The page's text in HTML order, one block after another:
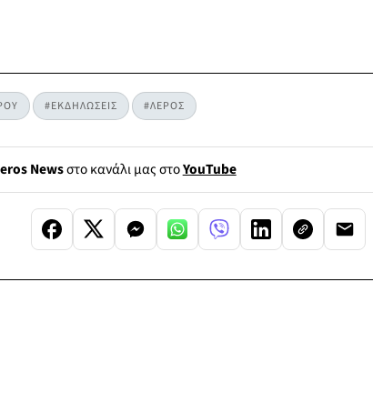
#ΕΚΔΗΛΩΣΕΙΣ #ΛΕΡΟΣ
Newsστο κανάλι μας στοYouTube